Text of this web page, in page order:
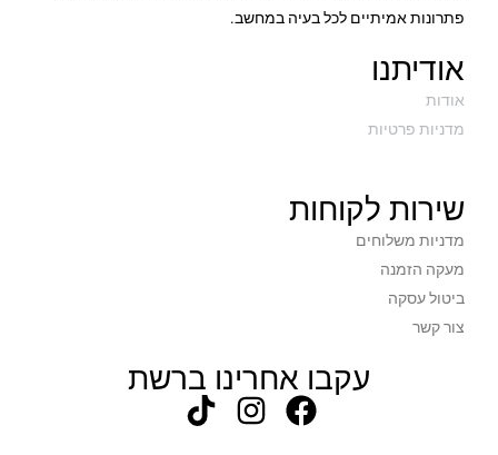
פתרונות אמיתיים לכל בעיה במחשב.
אודיתנו
אודות
מדניות פרטיות
שירות לקוחות
מדניות משלוחים
מעקה הזמנה
ביטול עסקה
צור קשר
עקבו אחרינו ברשת